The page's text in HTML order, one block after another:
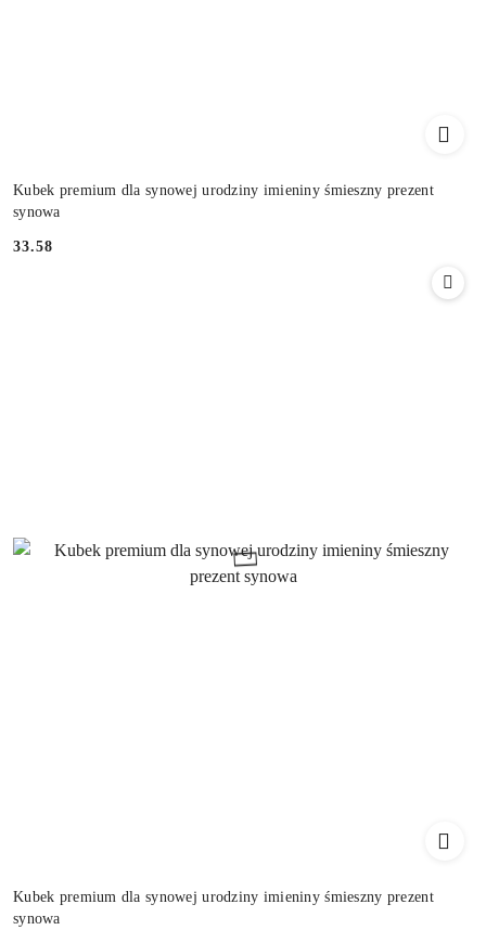
Kubek premium dla synowej urodziny imieniny śmieszny prezent
synowa
Cena:
33.58
Kubek premium dla synowej urodziny imieniny śmieszny prezent
synowa